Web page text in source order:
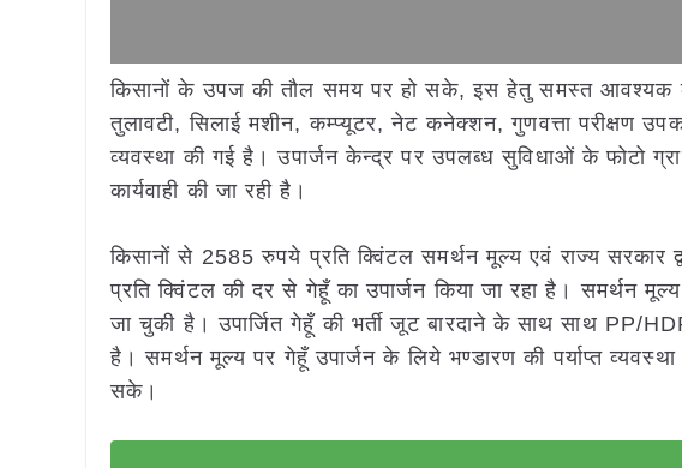
किसानों के उपज की तौल समय पर हो सके, इस हेतु समस्त आवश्यक
तुलावटी, सिलाई मशीन, कम्प्यूटर, नेट कनेक्शन, गुणवत्ता परीक्षण
व्यवस्था की गई है। उपार्जन केन्द्र पर उपलब्ध सुविधाओं के फोटो
कार्यवाही की जा रही है।
किसानों से 2585 रुपये प्रति क्विंटल समर्थन मूल्य एवं राज्य सरकार
प्रति क्विंटल की दर से गेहूँ का उपार्जन किया जा रहा है। समर्थन
जा चुकी है। उपार्जित गेहूँ की भर्ती जूट बारदाने के साथ साथ PP/
है। समर्थन मूल्य पर गेहूँ उपार्जन के लिये भण्डारण की पर्याप्त
सके।